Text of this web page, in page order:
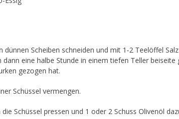
dünnen Scheiben schneiden und mit 1-2 Teelöffel
dann eine halbe Stunde in einem tiefen Teller beiseite
gezogen hat.
Schüssel vermengen.
Schüssel pressen und 1 oder 2 Schuss Olivenöl